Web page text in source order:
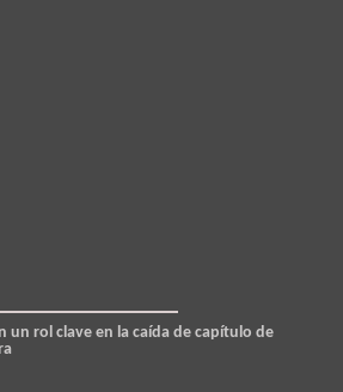
un rol clave en la caída de capítulo de